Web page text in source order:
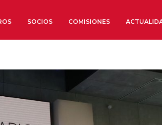
Órganos de Gobierno
Órganos Consultivos
SOCIOS COMISIONES